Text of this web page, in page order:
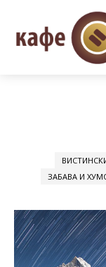
ЗАБАВА И